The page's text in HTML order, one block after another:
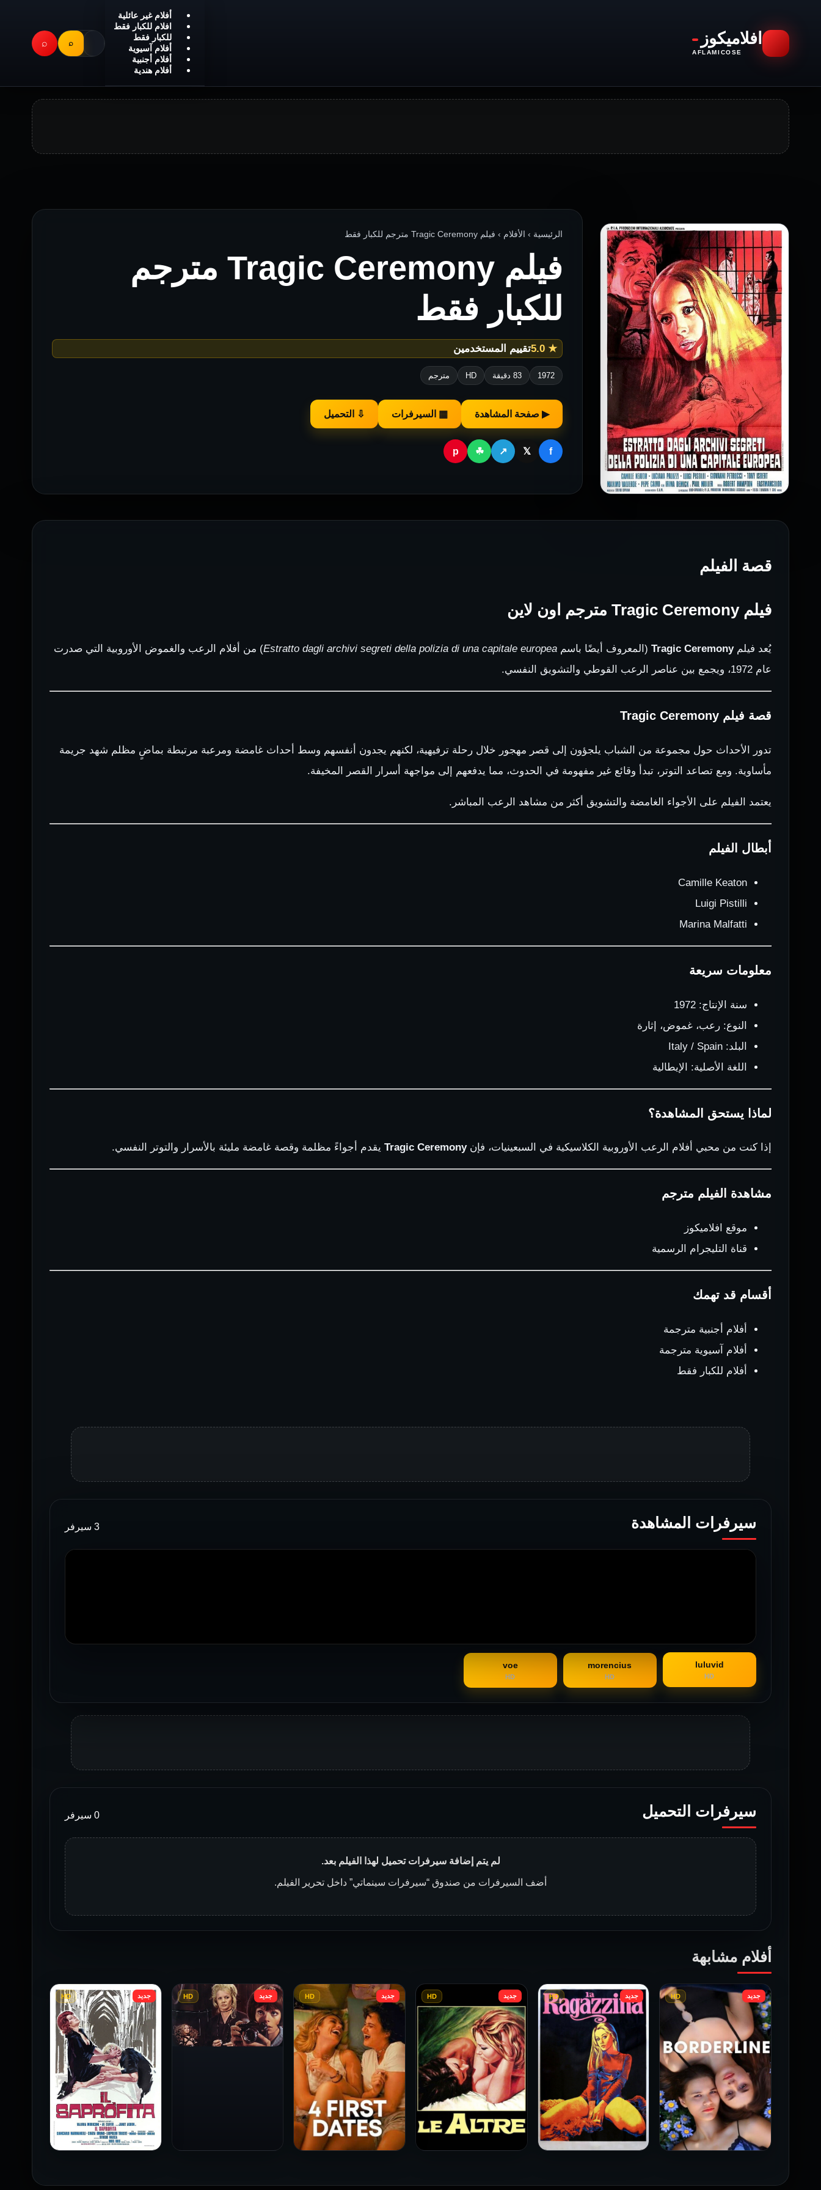
افلاميكوز
AFLAMICOSE
أفلام غير عائلية
افلام للكبار فقط
للكبار فقط
أفلام آسيوية
أفلام أجنبية
أفلام هندية
⌕
⌕
الرئيسية › الأفلام › فيلم Tragic Ceremony مترجم للكبار فقط
فيلم Tragic Ceremony مترجم
للكبار فقط
★ 5.0 تقييم المستخدمين
1972 83 دقيقة HD مترجم
▶ صفحة المشاهدة ▦ السيرفرات ⇩ التحميل
f
𝕏
↗
☘
p
قصة الفيلم
فيلم Tragic Ceremony مترجم اون لاين
يُعد فيلمTragic Ceremony (المعروف أيضًا باسم Estratto dagli archivi segreti della polizia di una capitale europea) من أفلام الرعب والغموض الأوروبية التي صدرت
عام 1972، ويجمع بين عناصر الرعب القوطي والتشويق النفسي.
قصة فيلم Tragic Ceremony
تدور الأحداث حول مجموعة من الشباب يلجؤون إلى قصر مهجور خلال رحلة ترفيهية، لكنهم يجدون أنفسهم وسط أحداث غامضة ومرعبة مرتبطة بماضٍ مظلم شهد جريمة
مأساوية. ومع تصاعد التوتر، تبدأ وقائع غير مفهومة في الحدوث، مما يدفعهم إلى مواجهة أسرار القصر المخيفة.
يعتمد الفيلم على الأجواء الغامضة والتشويق أكثر من مشاهد الرعب المباشر.
أبطال الفيلم
Camille Keaton
Luigi Pistilli
Marina Malfatti
معلومات سريعة
سنة الإنتاج: 1972
النوع: رعب، غموض، إثارة
البلد: Italy / Spain
اللغة الأصلية: الإيطالية
لماذا يستحق المشاهدة؟
إذا كنت من محبي أفلام الرعب الأوروبية الكلاسيكية في السبعينيات، فإنTragic Ceremony يقدم أجواءً مظلمة وقصة غامضة مليئة بالأسرار والتوتر النفسي.
مشاهدة الفيلم مترجم
موقع افلاميكوز
قناة التليجرام الرسمية
أقسام قد تهمك
أفلام أجنبية مترجمة
أفلام آسيوية مترجمة
أفلام للكبار فقط
سيرفرات المشاهدة 3 سيرفر
luluvid
HD
morencius
HD
voe
HD
سيرفرات التحميل 0 سيرفر
لم يتم إضافة سيرفرات تحميل لهذا الفيلم بعد.
أضف السيرفرات من صندوق “سيرفرات سينماتي” داخل تحرير الفيلم.
أفلام مشابهة
جديد HD جديد HD جديد HD جديد HD جديد HD جديد HD